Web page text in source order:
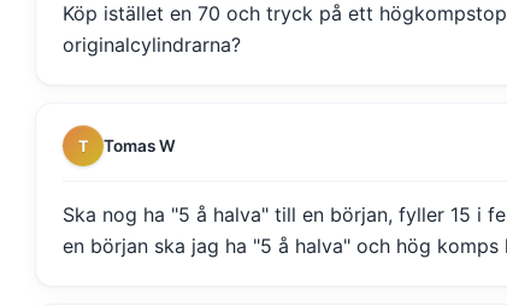
Köp istället en 70 och tryck på ett
originalcylindrarna?
T Tomas W
Ska nog ha "5 å halva" till en början, fyller 15 i
en början ska jag ha "5 å halva" och hög